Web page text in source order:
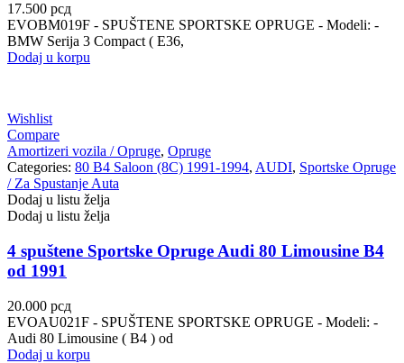
TRW
Vazdušni amortizer sa oprugom Vitla za OFF-Road vozila
Vitlo za prikolice i specijalna
VOGTLAND
YaberAuto
17.500 рсд
EVOBM019F - SPUŠTENE SPORTSKE OPRUGE - Modeli: -
BMW Serija 3 Compact ( E36,
Dodaj u korpu
Wishlist
Compare
Amortizeri vozila / Opruge, Opruge
Categories: 80 B4 Saloon (8C) 1991-1994, AUDI, Sportske Opruge
/ Za Spustanje Auta
Dodaj u listu želja
Dodaj u listu želja
4 spuštene Sportske Opruge Audi 80 Limousine B4
od 1991
20.000 рсд
EVOAU021F - SPUŠTENE SPORTSKE OPRUGE - Modeli: -
Audi 80 Limousine ( B4 ) od
Dodaj u korpu